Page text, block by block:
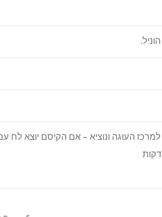
למרכז העוגה ונוציא – אם הקיסם יוצא לח